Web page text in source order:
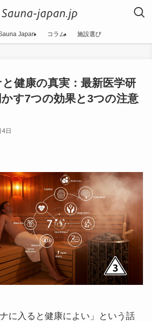
Japan コラム 施設選び
健康の真実：最新医学研
す7つの効果と3つの注意
日
に入ると健康によい」という話